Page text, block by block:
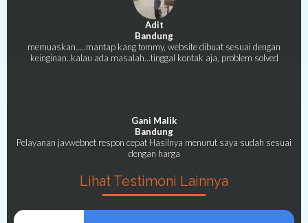
Adit
Bandung
memuaskan.....mantap kang tommy, website dibuat sesuai dengan
keinginan..kalau ada masalah...tinggal kontak aja, problem solved
Gani Malik
Bandung
Pelayanan javwebnet respon cepat Hasilnya menurut saya sudah sesuai
dengan harga
Lihat Testimoni Lainnya